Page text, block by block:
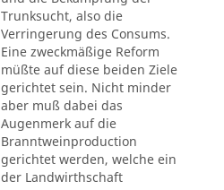
Trunksucht, also die
Verringerung des Consums.
Eine zweckmäßige Reform
müßte auf diese beiden Ziele
gerichtet sein. Nicht minder
aber muß dabei das
Augenmerk auf die
Branntweinproduction
gerichtet werden, welche ein
der Landwirthschaft